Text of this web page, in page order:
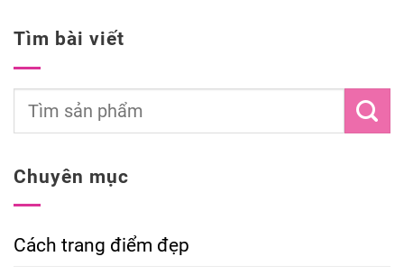
Tìm bài viết
Chuyên mục
Cách trang điểm đẹp